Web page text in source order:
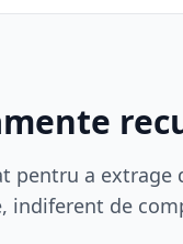
pentru a extrage
indiferent de